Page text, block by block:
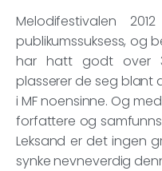
Melodifestivalen
publikumssuksess, og
har hatt godt over
plasserer de seg blant
i MF noensinne. Og
forfattere og
Leksand er det ingen
synke nevneverdig